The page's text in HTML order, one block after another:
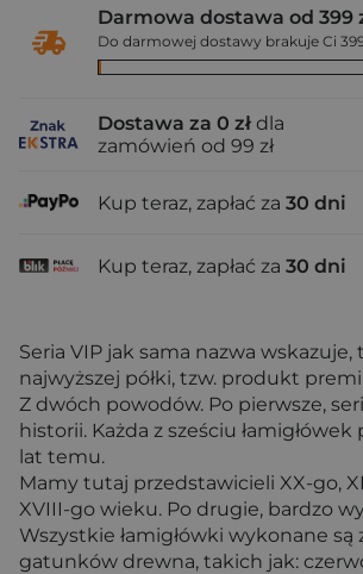
Darmowa dostawa od 399
Do darmowej dostawy brakuje Ci
Dostawa za 0 zł dla
zamówień od 99 zł
Kup teraz, zapłać za 30 dni
Kup teraz, zapłać za 30 dni
Seria VIP jak sama nazwa wskazuje,
najwyższej półki, tzw. produkt
Z dwóch powodów. Po pierwsze,
historii. Każda z sześciu łamigłówek
lat temu.
Mamy tutaj przedstawicieli XX-go,
XVIII-go wieku. Po drugie, bardzo
Wszystkie łamigłówki wykonane są
gatunków drewna, takich jak: